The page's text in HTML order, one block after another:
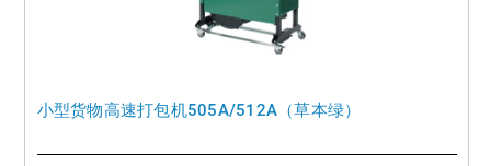
小型货物高速打包机505A/512A（草本绿）